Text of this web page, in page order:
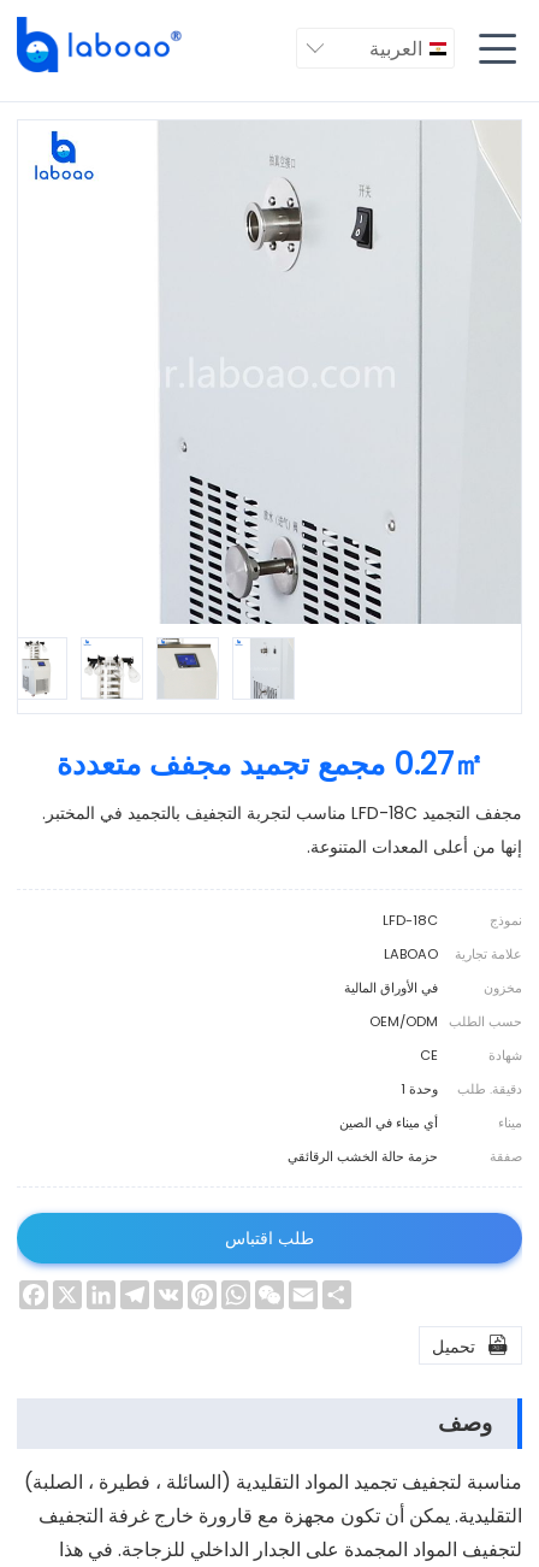
العربية  
0.27㎡ مجمع تجميد مجفف متعددة
مجفف التجميد LFD-18C مناسب لتجربة التجفيف بالتجميد في المختبر.
إنها من أعلى المعدات المتنوعة.
نموذج
LFD-18C
علامة تجارية
LABOAO
مخزون
في الأوراق المالية
حسب الطلب
OEM/ODM
شهادة
CE
دقيقة. طلب
وحدة 1
ميناء
أي ميناء في الصين
صفقة
حزمة حالة الخشب الرقائقي
طلب اقتباس
X
LinkedIn
Telegram VK
Pinterest
WhatsAppWeChatEmailShare
 تحميل
وصف
مناسبة لتجفيف تجميد المواد التقليدية (السائلة ، فطيرة ، الصلبة)
التقليدية. يمكن أن تكون مجهزة مع قارورة خارج غرفة التجفيف
لتجفيف المواد المجمدة على الجدار الداخلي للزجاجة. في هذا